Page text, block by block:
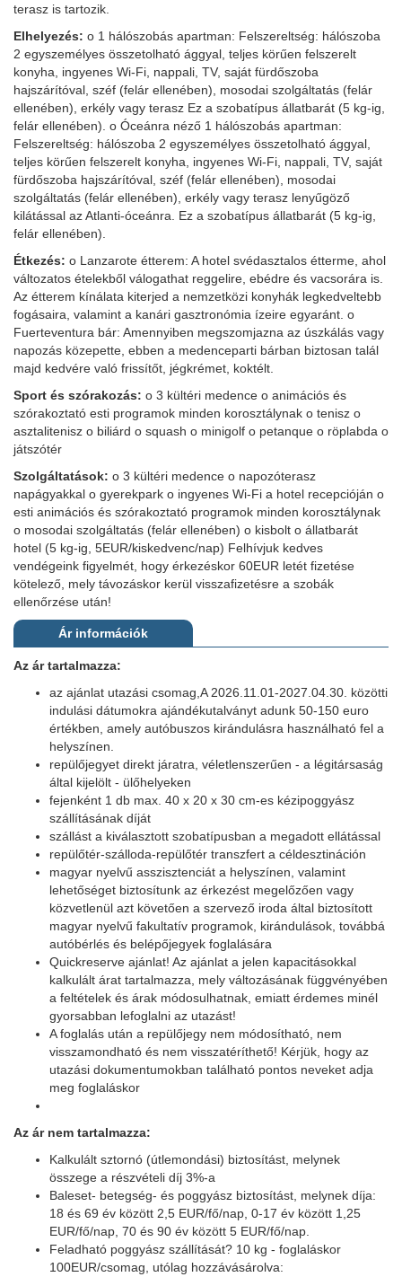
terasz is tartozik.
Elhelyezés: o 1 hálószobás apartman: Felszereltség: hálószoba
2 egyszemélyes összetolható ággyal, teljes körűen felszerelt
konyha, ingyenes Wi-Fi, nappali, TV, saját fürdőszoba
hajszárítóval, széf (felár ellenében), mosodai szolgáltatás (felár
ellenében), erkély vagy terasz Ez a szobatípus állatbarát (5 kg-ig,
felár ellenében). o Óceánra néző 1 hálószobás apartman:
Felszereltség: hálószoba 2 egyszemélyes összetolható ággyal,
teljes körűen felszerelt konyha, ingyenes Wi-Fi, nappali, TV, saját
fürdőszoba hajszárítóval, széf (felár ellenében), mosodai
szolgáltatás (felár ellenében), erkély vagy terasz lenyűgöző
kilátással az Atlanti-óceánra. Ez a szobatípus állatbarát (5 kg-ig,
felár ellenében).
Étkezés: o Lanzarote étterem: A hotel svédasztalos étterme, ahol
változatos ételekből válogathat reggelire, ebédre és vacsorára is.
Az étterem kínálata kiterjed a nemzetközi konyhák legkedveltebb
fogásaira, valamint a kanári gasztronómia ízeire egyaránt. o
Fuerteventura bár: Amennyiben megszomjazna az úszkálás vagy
napozás közepette, ebben a medenceparti bárban biztosan talál
majd kedvére való frissítőt, jégkrémet, koktélt.
Sport és szórakozás: o 3 kültéri medence o animációs és
szórakoztató esti programok minden korosztálynak o tenisz o
asztalitenisz o biliárd o squash o minigolf o petanque o röplabda o
játszótér
Szolgáltatások: o 3 kültéri medence o napozóterasz
napágyakkal o gyerekpark o ingyenes Wi-Fi a hotel recepcióján o
esti animációs és szórakoztató programok minden korosztálynak
o mosodai szolgáltatás (felár ellenében) o kisbolt o állatbarát
hotel (5 kg-ig, 5EUR/kiskedvenc/nap) Felhívjuk kedves
vendégeink figyelmét, hogy érkezéskor 60EUR letét fizetése
kötelező, mely távozáskor kerül visszafizetésre a szobák
ellenőrzése után!
Ár információk
Az ár tartalmazza:
az ajánlat utazási csomag,A 2026.11.01-2027.04.30. közötti
indulási dátumokra ajándékutalványt adunk 50-150 euro
értékben, amely autóbuszos kirándulásra használható fel a
helyszínen.
repülőjegyet direkt járatra, véletlenszerűen - a légitársaság
által kijelölt - ülőhelyeken
fejenként 1 db max. 40 x 20 x 30 cm-es kézipoggyász
szállításának díját
szállást a kiválasztott szobatípusban a megadott ellátással
repülőtér-szálloda-repülőtér transzfert a céldesztináción
magyar nyelvű asszisztenciát a helyszínen, valamint
lehetőséget biztosítunk az érkezést megelőzően vagy
közvetlenül azt követően a szervező iroda által biztosított
magyar nyelvű fakultatív programok, kirándulások, továbbá
autóbérlés és belépőjegyek foglalására
Quickreserve ajánlat! Az ajánlat a jelen kapacitásokkal
kalkulált árat tartalmazza, mely változásának függvényében
a feltételek és árak módosulhatnak, emiatt érdemes minél
gyorsabban lefoglalni az utazást!
A foglalás után a repülőjegy nem módosítható, nem
visszamondható és nem visszatéríthető! Kérjük, hogy az
utazási dokumentumokban található pontos neveket adja
meg foglaláskor
Az ár nem tartalmazza:
Kalkulált sztornó (útlemondási) biztosítást, melynek
összege a részvételi díj 3%-a
Baleset- betegség- és poggyász biztosítást, melynek díja:
18 és 69 év között 2,5 EUR/fő/nap, 0-17 év között 1,25
EUR/fő/nap, 70 és 90 év között 5 EUR/fő/nap.
Feladható poggyász szállítását? 10 kg - foglaláskor
100EUR/csomag, utólag hozzávásárolva: